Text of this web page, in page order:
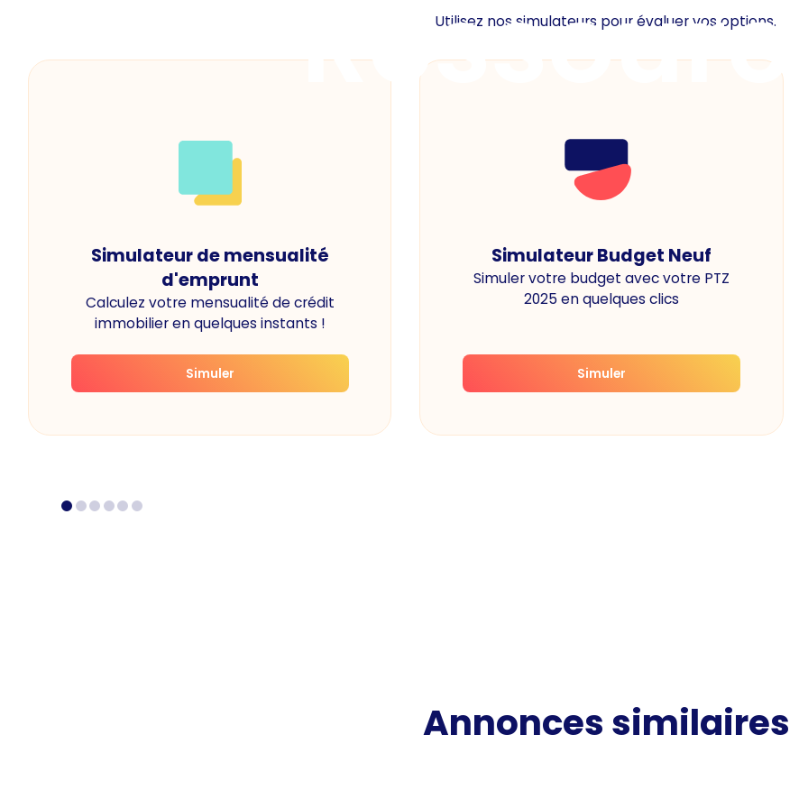
Utilisez nos simulateurs pour évaluer vos options.
Simulateur de mensualité
d'emprunt
Calculez votre mensualité de crédit
immobilier en quelques instants !
Simuler
Simulateur Budget Neuf
Simuler votre budget avec votre PTZ
2025 en quelques clics
Simuler
Annonces similaires